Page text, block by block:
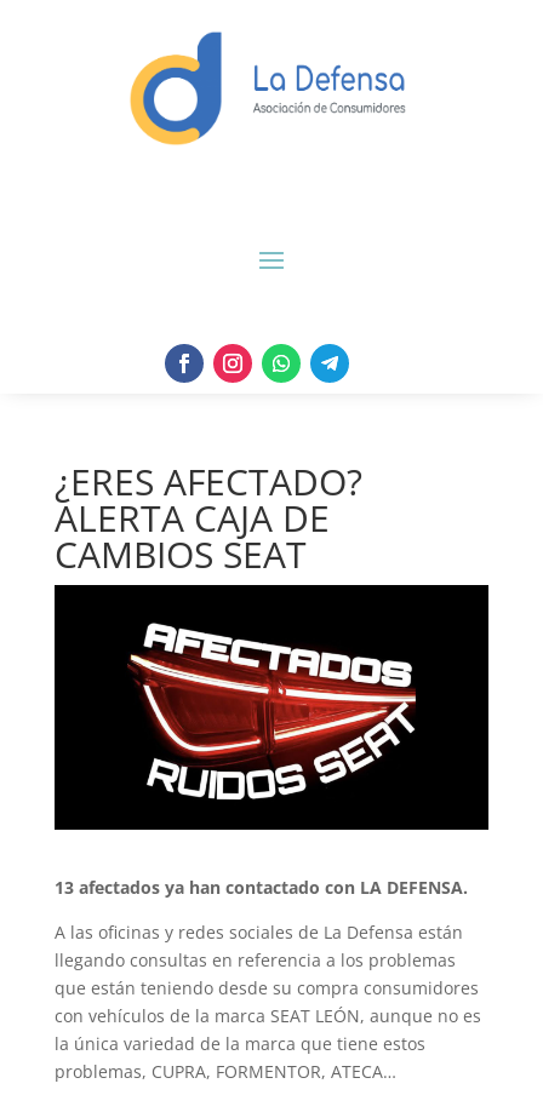
¿ERES AFECTADO?
ALERTA CAJA DE
CAMBIOS SEAT
13 afectados ya han contactado con LA DEFENSA.
A las oficinas y redes sociales de La Defensa están
llegando consultas en referencia a los problemas
que están teniendo desde su compra consumidores
con vehículos de la marca SEAT LEÓN, aunque no es
la única variedad de la marca que tiene estos
problemas, CUPRA, FORMENTOR, ATECA…